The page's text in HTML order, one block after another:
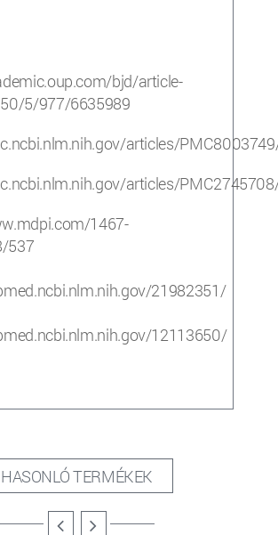
bjd/article-
5/977/6635989
articles/
articles/
1467-
537
21982351/
12113650/
HASONLÓ TERMÉKEK